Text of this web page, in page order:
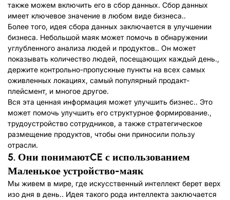
также можем включить его в сбор данных. Сбор данных
имеет ключевое значение в любом виде бизнеса..
Более того, идея сбора данных заключается в улучшении
бизнеса. Небольшой маяк может помочь в обнаружении
углубленного анализа людей и продуктов.. Он может
показывать количество людей, посещающих каждый день.,
держите контрольно-пропускные пункты на всех самых
оживленных локациях, самый популярный продакт-
плейсмент, и многое другое.
Вся эта ценная информация может улучшить бизнес.. Это
может помочь улучшить его структурное формирование.,
трудоустройство сотрудников, а также стратегическое
размещение продуктов, чтобы они приносили пользу
отрасли.
5. Они понимаютCE с использованием
Маленькое устройство-маяк
Мы живем в мире, где искусственный интеллект берет верх
изо дня в день.. Идея такого рода интеллекта заключается